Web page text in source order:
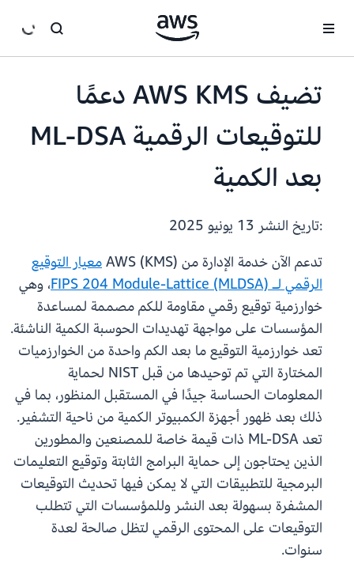
تضيف AWS KMS دعمًا
للتوقيعات الرقمية ML-DSA
بعد الكمية
:تاريخ النشر
تدعم الآن خدمة الإدارة من AWS (KMS)
معيار التوقيع
الرقمي لـ FIPS 204 Module-Lattice (MLDSA)
، وهي
خوارزمية توقيع رقمي مقاومة للكم مصممة لمساعدة
المؤسسات على مواجهة تهديدات الحوسبة الكمية الناشئة.
تعد خوارزمية التوقيع ما بعد الكم واحدة من الخوارزميات
المختارة التي تم توحيدها من قبل NIST لحماية
المعلومات الحساسة جيدًا في المستقبل المنظور، بما في
ذلك بعد ظهور أجهزة الكمبيوتر الكمية من ناحية التشفير.
تعد ML-DSA ذات قيمة خاصة للمصنعين والمطورين
الذين يحتاجون إلى حماية البرامج الثابتة وتوقيع التعليمات
البرمجية للتطبيقات التي لا يمكن فيها تحديث التوقيعات
المشفرة بسهولة بعد النشر وللمؤسسات التي تتطلب
التوقيعات على المحتوى الرقمي لتظل صالحة لعدة
سنوات.